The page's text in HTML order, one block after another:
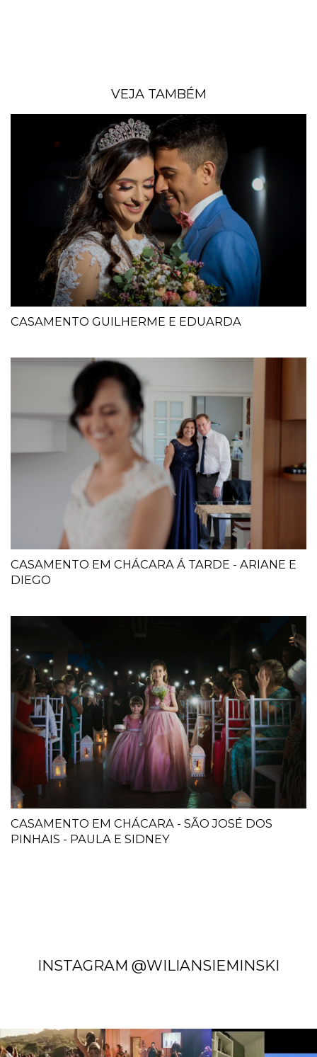
VEJA TAMBÉM
CASAMENTO GUILHERME E EDUARDA
CASAMENTO EM CHÁCARA Á TARDE - ARIANE E
DIEGO
CASAMENTO EM CHÁCARA - SÃO JOSÉ DOS
PINHAIS - PAULA E SIDNEY
INSTAGRAM @WILIANSIEMINSKI